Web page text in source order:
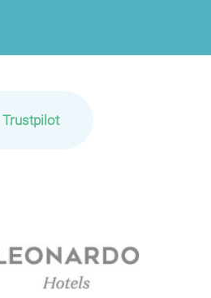
Trustpilot